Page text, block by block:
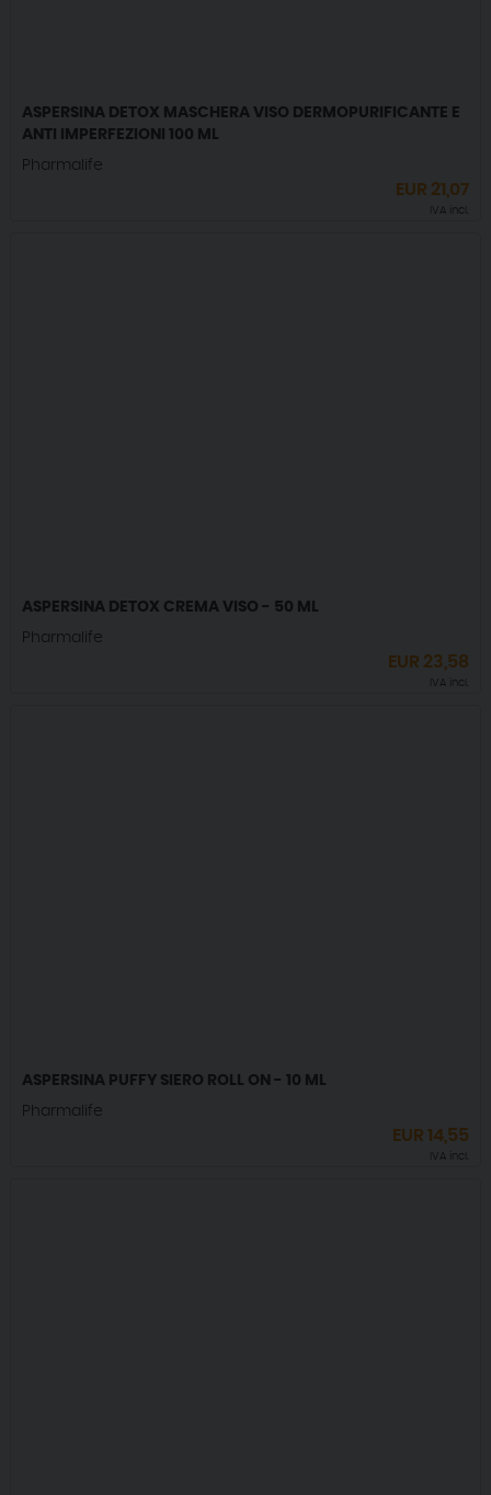
ASPERSINA DETOX MASCHERA VISO DERMOPURIFICANTE E
ANTI IMPERFEZIONI 100 ML
Pharmalife
EUR 21,07
IVA incl.
ASPERSINA DETOX CREMA VISO - 50 ML
Pharmalife
EUR 23,58
IVA incl.
ASPERSINA PUFFY SIERO ROLL ON - 10 ML
Pharmalife
EUR14,55
IVA incl.